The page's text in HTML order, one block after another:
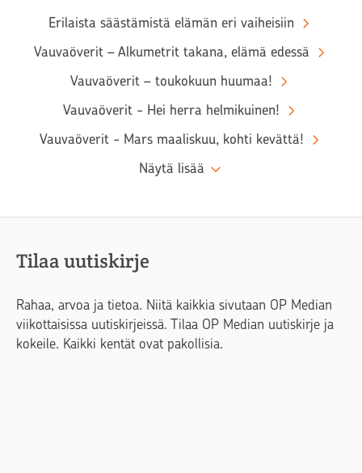
Erilaista säästämistä elämän eri vaiheisiin
Vauvaöverit – Alkumetrit takana, elämä edessä
Vauvaöverit – toukokuun huumaa!
Vauvaöverit - Hei herra helmikuinen!
Vauvaöverit - Mars maaliskuu, kohti kevättä!
Näytä lisää
Tilaa uutiskirje
Rahaa, arvoa ja tietoa. Niitä kaikkia sivutaan OP Median
viikottaisissa uutiskirjeissä. Tilaa OP Median uutiskirje ja
kokeile. Kaikki kentät ovat pakollisia.